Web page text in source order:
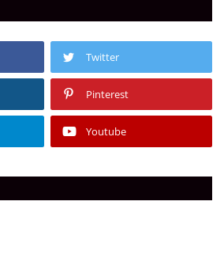
Twitter
Pinterest
Youtube